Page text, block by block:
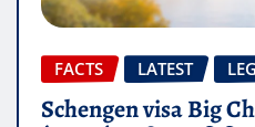
FACTS LATEST
Schengen visa Big